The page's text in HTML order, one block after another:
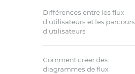
Différences entre les flux
d'utilisateurs et les parcours
d'utilisateurs
Comment créer des
diagrammes de flux